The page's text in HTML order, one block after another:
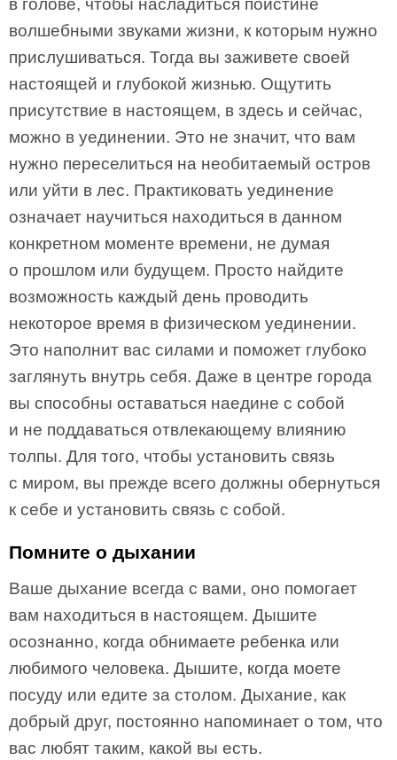
в голове, чтобы насладиться поистине
волшебными звуками жизни, к которым нужно
прислушиваться. Тогда вы заживете своей
настоящей и глубокой жизнью. Ощутить
присутствие в настоящем, в здесь и сейчас,
можно в уединении. Это не значит, что вам
нужно переселиться на необитаемый остров
или уйти в лес. Практиковать уединение
означает научиться находиться в данном
конкретном моменте времени, не думая
о прошлом или будущем. Просто найдите
возможность каждый день проводить
некоторое время в физическом уединении.
Это наполнит вас силами и поможет глубоко
заглянуть внутрь себя. Даже в центре города
вы способны оставаться наедине с собой
и не поддаваться отвлекающему влиянию
толпы. Для того, чтобы установить связь
с миром, вы прежде всего должны обернуться
к себе и установить связь с собой.
Помните о дыхании
Ваше дыхание всегда с вами, оно помогает
вам находиться в настоящем. Дышите
осознанно, когда обнимаете ребенка или
любимого человека. Дышите, когда моете
посуду или едите за столом. Дыхание, как
добрый друг, постоянно напоминает о том, что
вас любят таким, какой вы есть.